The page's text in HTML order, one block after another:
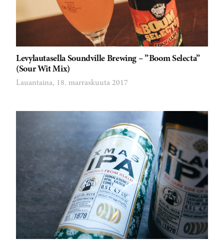
Levylautasella Soundville Brewing – ”Boom Selecta”
(Sour Wit Mix)
Lauantaina, 18. marraskuuta 2017